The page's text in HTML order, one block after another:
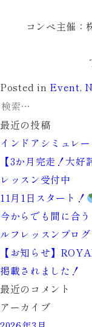
コンペ主催
Posted in Event,
最近の投稿
インドアシミュレ
【3か月完走！大
レッスン受付中
11月1日スタート！
今からでも間に合
ルフレッスンプロ
【お知らせ】
掲載されました！
最近のコメント
アーカイブ